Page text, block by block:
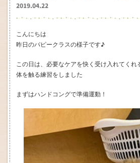
2019.04.22
こんにちは
昨日のパピークラスの様子です♪
この日は、必要なケアを快く受け入れてくれ
体を触る練習をしました
まずはハンドコングで準備運動！